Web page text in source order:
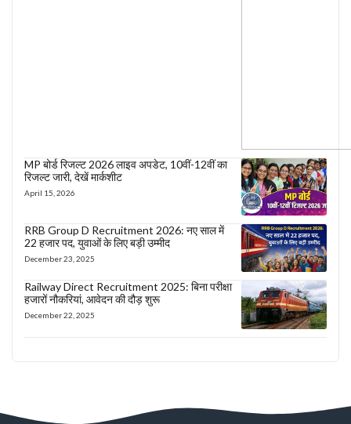
MP बोर्ड रिजल्ट 2026 लाइव अपडेट, 10वीं-12वीं का
रिजल्ट जारी, देखें मार्कशीट
April 15, 2026
RRB Group D Recruitment 2026: नए साल में
22 हजार पद, युवाओं के लिए बड़ी उम्मीद
December 23, 2025
Railway Direct Recruitment 2025: बिना परीक्षा
हजारों नौकरियां, आवेदन की दौड़ शुरू
December 22, 2025